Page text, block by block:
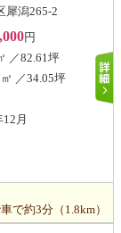
犀潟265-2
円
／82.61坪
㎡ ／34.05坪
12月
で約3分（1.8km）